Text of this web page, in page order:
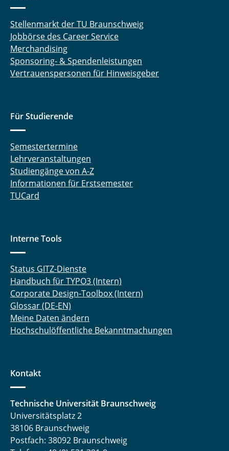
Stellenmarkt der TU Braunschweig
Jobbörse des Career Service
Merchandising
Sponsoring- & Spendenleistungen
Vertrauenspersonen für Hinweisgeber
Für Studierende
Semestertermine
Lehrveranstaltungen
Studiengänge von A-Z
Informationen für Erstsemester
TUCard
Interne Tools
Status GITZ-Dienste
Handbuch für TYPO3 (Intern)
Corporate Design-Toolbox (Intern)
Glossar (DE-EN)
Meine Daten ändern
Hochschulöffentliche Bekanntmachungen
Kontakt
Technische Universität Braunschweig
Universitätsplatz 2
38106 Braunschweig
Postfach: 38092 Braunschweig